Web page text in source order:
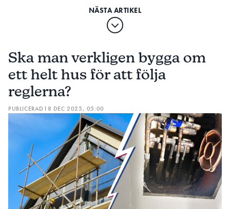
Ska man verkligen bygga om
ett helt hus för att följa
reglerna?
PUBLICERAD 18 DEC 2025, 05:00